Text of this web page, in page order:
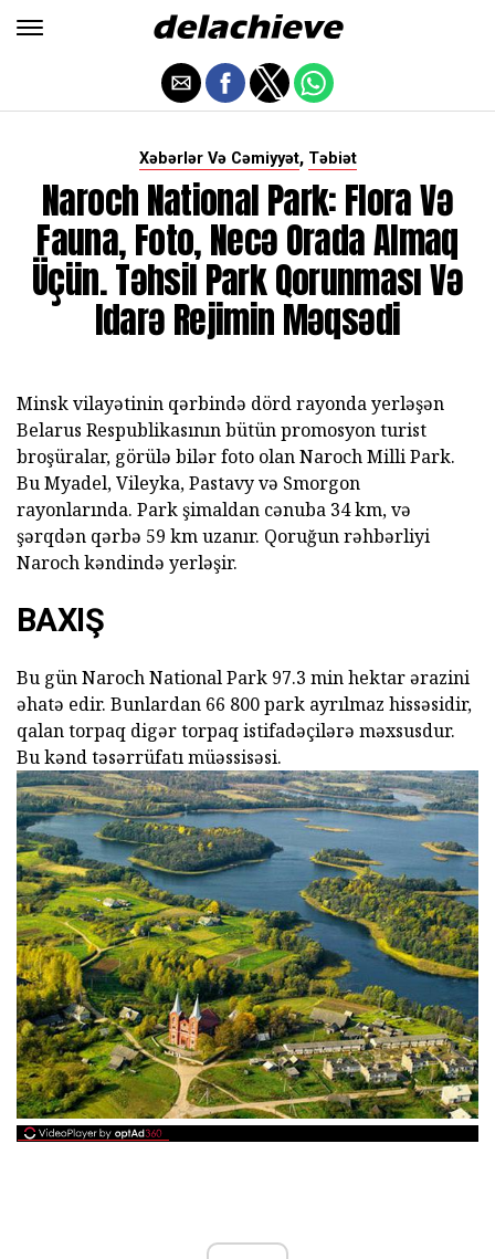
Xəbərlər Və Cəmiyyət, Təbiət
Naroch National Park: Flora Və
Fauna, Foto, Necə Orada Almaq
Üçün. Təhsil Park Qorunması Və
Idarə Rejimin Məqsədi
Minsk vilayətinin qərbində dörd rayonda yerləşən
Belarus Respublikasının bütün promosyon turist
broşüralar, görülə bilər foto olan Naroch Milli Park.
Bu Myadel, Vileyka, Pastavy və Smorgon
rayonlarında. Park şimaldan cənuba 34 km, və
şərqdən qərbə 59 km uzanır. Qoruğun rəhbərliyi
Naroch kəndində yerləşir.
BAXIŞ
Bu gün Naroch National Park 97.3 min hektar ərazini
əhatə edir. Bunlardan 66 800 park ayrılmaz hissəsidir,
qalan torpaq digər torpaq istifadəçilərə məxsusdur.
Bu kənd təsərrüfatı müəssisəsi.